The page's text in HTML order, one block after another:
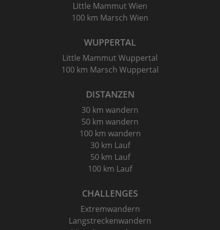
Little Mammut Wien
100 km Marsch Wien
WUPPERTAL
Little Mammut Wuppertal
100 km Marsch Wuppertal
DISTANZEN
30 km wandern
50 km wandern
100 km wandern
30 km Lauf
50 km Lauf
100 km Lauf
CHALLENGES
Extremwandern
Langstreckenwandern